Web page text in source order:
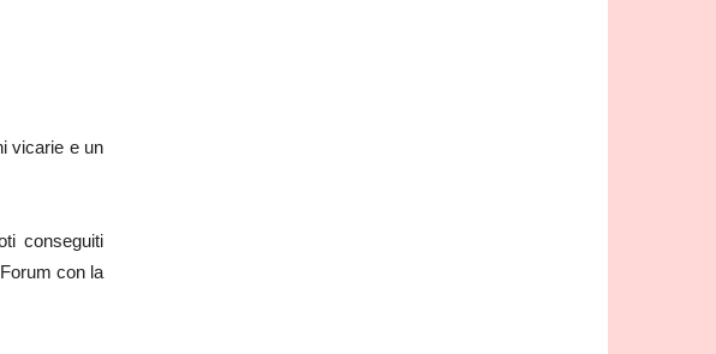
vicarie e un
conseguiti
con la